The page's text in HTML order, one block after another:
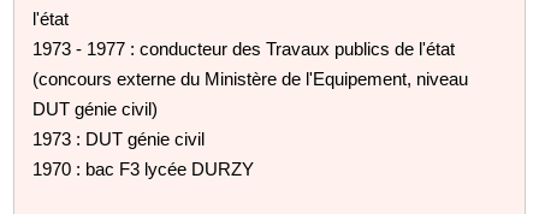
l'état
1973 - 1977 : conducteur des Travaux publics de l'état
(concours externe du Ministère de l'Equipement, niveau
DUT génie civil)
1973 : DUT génie civil
1970 : bac F3 lycée DURZY